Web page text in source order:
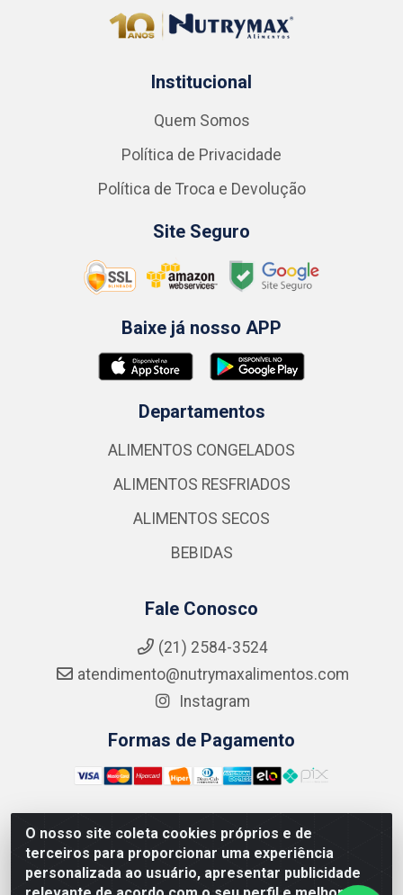
O nosso site coleta cookies próprios e de
terceiros para proporcionar uma experiência
personalizada ao usuário, apresentar publicidade
Institucional
Quem Somos
Política de Privacidade
Política de Troca e Devolução
Site Seguro
Baixe já nosso APP
Departamentos
ALIMENTOS CONGELADOS
ALIMENTOS RESFRIADOS
ALIMENTOS SECOS
BEBIDAS
Fale Conosco
(21) 2584-3524
atendimento@nutrymaxalimentos.com
Instagram
Formas de Pagamento
NUTRY MAX COMÉRCIO DE PRODUTOS ALIMENTICIOS
LTDA - RUA DO FEIJÃO, 721 PENHA CIRCULAR/RJ -
CNPJ: 15.796.122/0001-03